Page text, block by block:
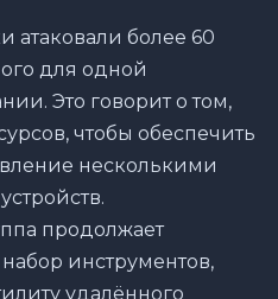
атаковали более 60
для одной
Это говорит о том,
чтобы обеспечить
несколькими
продолжает
инструментов,
удалённого